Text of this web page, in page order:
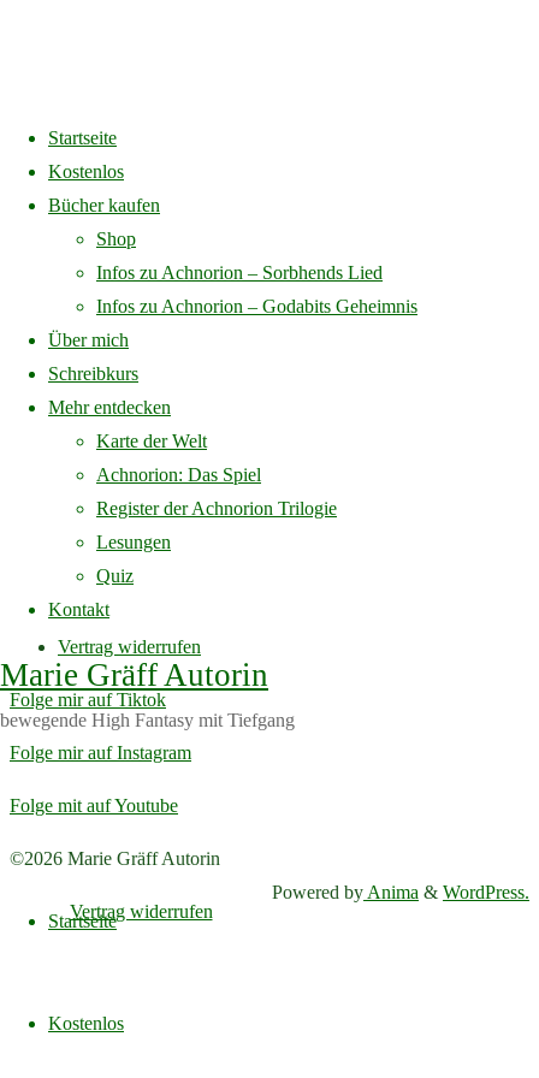
Startseite
Kostenlos
Bücher kaufen
Shop
Infos zu Achnorion – Sorbhends Lied
Infos zu Achnorion – Godabits Geheimnis
Über mich
Schreibkurs
Mehr entdecken
Karte der Welt
Achnorion: Das Spiel
Register der Achnorion Trilogie
Lesungen
Quiz
Kontakt
Marie Gräff Autorin
bewegende High Fantasy mit Tiefgang
Startseite
Kostenlos
Home
Mein Konto
Mein Konto
Hast du dein Passwort vergessen? Bitte gib deinen Benutzernamen
oder E-Mail-Adresse ein. Du erhältst einen Link per E-Mail, womit
du dir ein neues Passwort erstellen kannst.
Benutzername oder E-Mail-Adresse
Impressum
Datenschutzerklärung
Vertrag widerrufen
Folge mir auf Tiktok
Folge mir auf Instagram
Folge mit auf Youtube
Back
Top
©2026 Marie Gräff Autorin
Powered by Anima & WordPress.
Vertrag widerrufen